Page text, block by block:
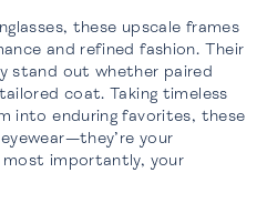
these upscale frames
and refined fashion. Their
stand out whether paired
coat. Taking timeless
into enduring favorites, these
your
importantly, your